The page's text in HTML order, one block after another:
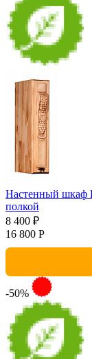
Настенный шкаф
полкой
8 400 ₽
16 800 Р
-50%